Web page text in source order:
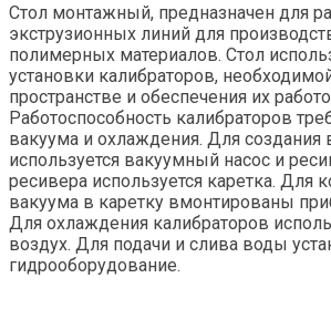
Стол монтажный, предназначен для
экструзионных линий для
полимерных материалов. Стол
установки калибраторов,
пространстве и обеспечения их
Работоспособность калибраторов
вакуума и охлаждения. Для создания
используется вакуумный насос и
ресивера используется каретка. Для
вакуума в каретку вмонтированы
Для охлаждения калибраторов
воздух. Для подачи и слива воды
гидрооборудование.